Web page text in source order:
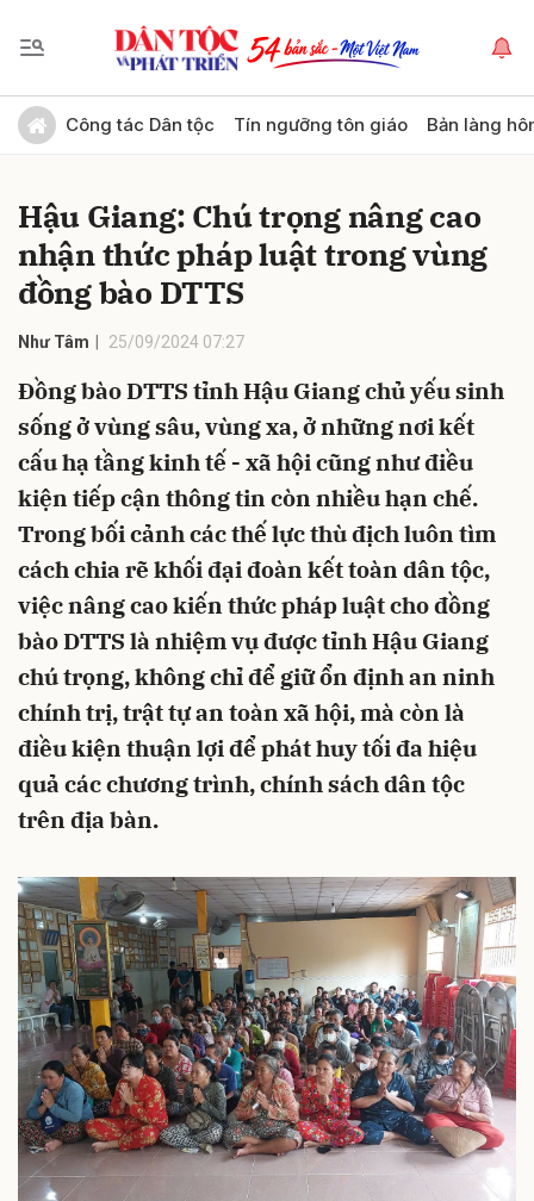
Công tác Dân tộc Tín ngưỡng tôn giáo Bản làng
Hậu Giang: Chú trọng nâng cao
nhận thức pháp luật trong vùng
đồng bào DTTS
Như Tâm 25/09/2024 07:27
Đồng bào DTTS tỉnh Hậu Giang chủ yếu sinh
sống ở vùng sâu, vùng xa, ở những nơi kết
cấu hạ tầng kinh tế - xã hội cũng như điều
kiện tiếp cận thông tin còn nhiều hạn chế.
Trong bối cảnh các thế lực thù địch luôn tìm
cách chia rẽ khối đại đoàn kết toàn dân tộc,
việc nâng cao kiến thức pháp luật cho đồng
bào DTTS là nhiệm vụ được tỉnh Hậu Giang
chú trọng, không chỉ để giữ ổn định an ninh
chính trị, trật tự an toàn xã hội, mà còn là
điều kiện thuận lợi để phát huy tối đa hiệu
quả các chương trình, chính sách dân tộc
trên địa bàn.
Gửi bình luận